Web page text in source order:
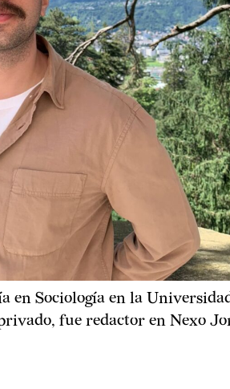
en Sociología en la
fue redactor en Nexo